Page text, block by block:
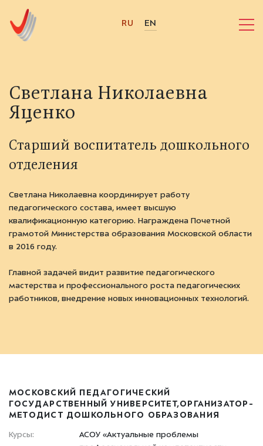
RU EN
Светлана Николаевна
Яценко
Старший воспитатель дошкольного
отделения
Светлана Николаевна координирует работу
педагогического состава, имеет высшую
квалификационную категорию. Награждена Почетной
грамотой Министерства образования Московской области
в 2016 году.
Главной задачей видит развитие педагогического
мастерства и профессионального роста педагогических
работников, внедрение новых инновационных технологий.
МОСКОВСКИЙ ПЕДАГОГИЧЕСКИЙ
ГОСУДАРСТВЕННЫЙ УНИВЕРСИТЕТ,ОРГАНИЗАТОР-
МЕТОДИСТ ДОШКОЛЬНОГО ОБРАЗОВАНИЯ
Курсы:
АСОУ «Актуальные проблемы